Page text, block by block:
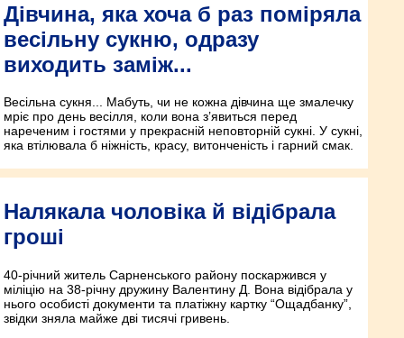
Дівчина, яка хоча б раз поміряла
весільну сукню, одразу
виходить заміж...
Весільна сукня... Мабуть, чи не кожна дівчина ще змалечку
мріє про день весілля, коли вона з’явиться перед
нареченим і гостями у прекрасній неповторній сукні. У сукні,
яка втілювала б ніжність, красу, витонченість і гарний смак.
Налякала чоловіка й відібрала
гроші
40-річний житель Сарненського району поскаржився у
міліцію на 38-річну дружину Валентину Д. Вона відібрала у
нього особисті документи та платіжну картку “Ощадбанку”,
звідки зняла майже дві тисячі гривень.